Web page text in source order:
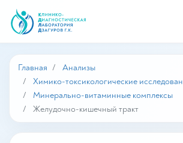
Главная
Анализы
Химико-токсикологические
Минерально-витаминные комплексы
Желудочно-кишечный тракт